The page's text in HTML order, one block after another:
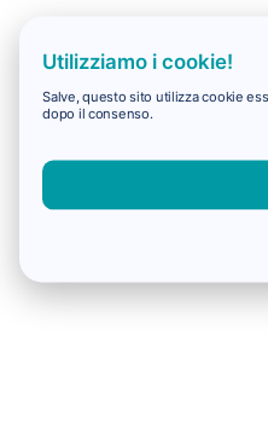
Utilizziamo i cookie!
Salve, questo sito utilizza cookie
dopo il consenso.